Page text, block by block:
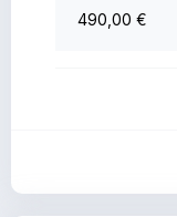
490,00 €